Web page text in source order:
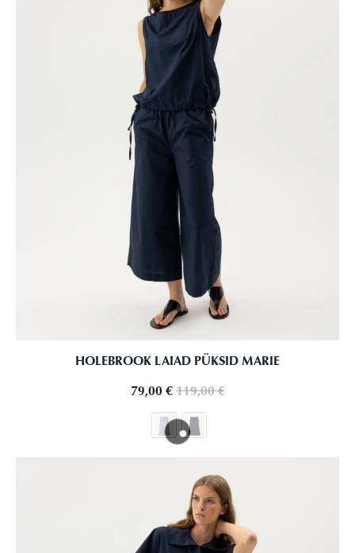
HOLEBROOK LAIAD PÜKSID MARIE
79,00 €119,00€